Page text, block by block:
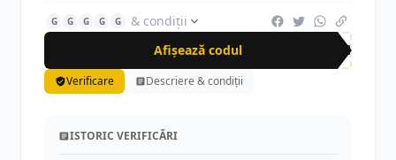
G G G G G
& condiții
Afișează codul
VIB
Verificare Descriere & condiții
ISTORIC VERIFICĂRI